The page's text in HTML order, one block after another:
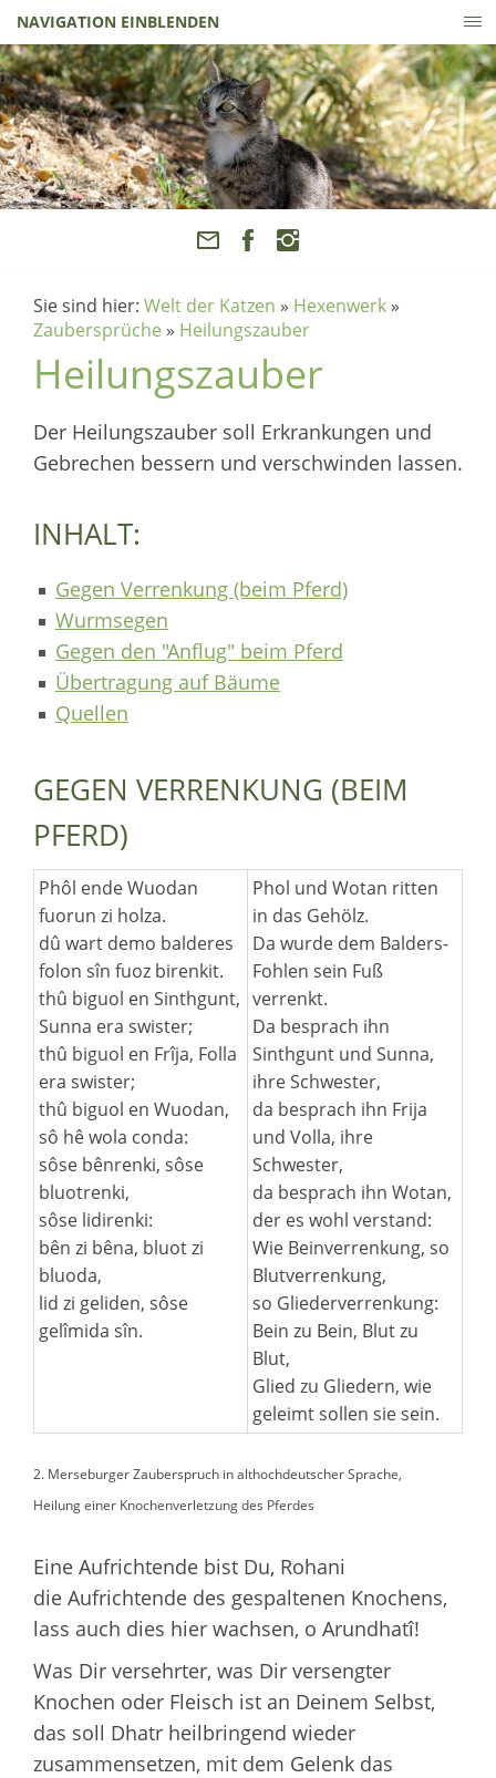
NAVIGATION EINBLENDEN
Sie sind hier: Welt der Katzen » Hexenwerk »
Zaubersprüche » Heilungszauber
Heilungszauber
Der Heilungszauber soll Erkrankungen und
Gebrechen bessern und verschwinden lassen.
INHALT:
Gegen Verrenkung (beim Pferd)
Wurmsegen
Gegen den "Anflug" beim Pferd
Übertragung auf Bäume
Quellen
GEGEN VERRENKUNG (BEIM
PFERD)
Phôl ende Wuodan
fuorun zi holza.
dû wart demo balderes
folon sîn fuoz birenkit.
thû biguol en Sinthgunt,
Sunna era swister;
thû biguol en Frîja, Folla
era swister;
thû biguol en Wuodan,
sô hê wola conda:
sôse bênrenki, sôse
bluotrenki,
sôse lidirenki:
bên zi bêna, bluot zi
bluoda,
lid zi geliden, sôse
gelîmida sîn.
Phol und Wotan ritten
in das Gehölz.
Da wurde dem Balders-
Fohlen sein Fuß
verrenkt.
Da besprach ihn
Sinthgunt und Sunna,
ihre Schwester,
da besprach ihn Frija
und Volla, ihre
Schwester,
da besprach ihn Wotan,
der es wohl verstand:
Wie Beinverrenkung, so
Blutverrenkung,
so Gliederverrenkung:
Bein zu Bein, Blut zu
Blut,
Glied zu Gliedern, wie
geleimt sollen sie sein.
2. Merseburger Zauberspruch in althochdeutscher Sprache,
Heilung einer Knochenverletzung des Pferdes
Eine Aufrichtende bist Du, Rohani
die Aufrichtende des gespaltenen Knochens,
lass auch dies hier wachsen, o Arundhatî!
Was Dir versehrter, was Dir versengter
Knochen oder Fleisch ist an Deinem Selbst,
das soll Dhatr heilbringend wieder
zusammensetzen, mit dem Gelenk das